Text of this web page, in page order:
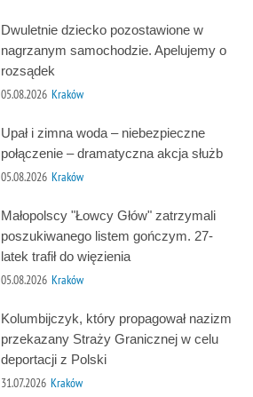
Dwuletnie dziecko pozostawione w
nagrzanym samochodzie. Apelujemy o
rozsądek
05.08.2026 Kraków
Upał i zimna woda – niebezpieczne
połączenie – dramatyczna akcja służb
05.08.2026 Kraków
Małopolscy "Łowcy Głów" zatrzymali
poszukiwanego listem gończym. 27-
latek trafił do więzienia
05.08.2026 Kraków
Kolumbijczyk, który propagował nazizm
przekazany Straży Granicznej w celu
deportacji z Polski
31.07.2026 Kraków